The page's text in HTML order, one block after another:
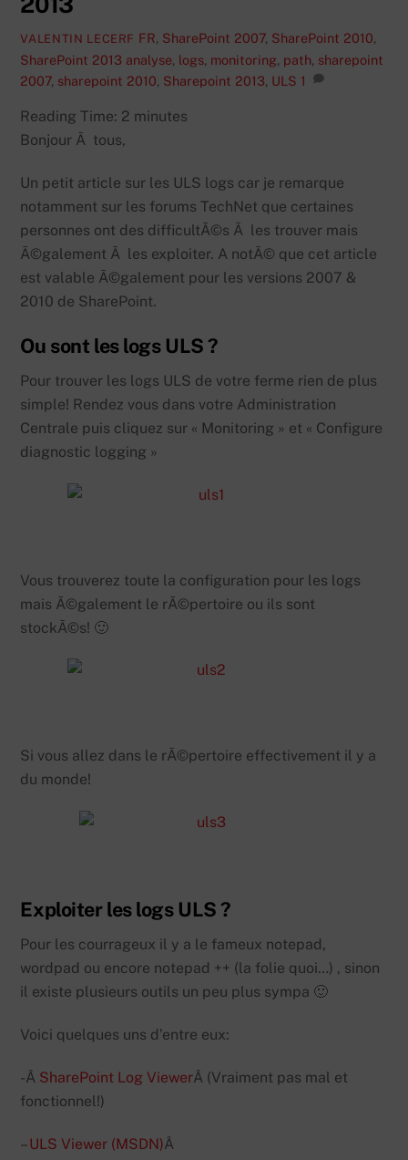
VALENTIN LECERF FR, SharePoint 2007, SharePoint 2010,
SharePoint 2013 analyse, logs, monitoring, path, sharepoint
2007, sharepoint 2010, Sharepoint 2013, ULS 1
Reading Time: 2 minutes
Bonjour Ã tous,
Un petit article sur les ULS logs car je remarque
notamment sur les forums TechNet que certaines
personnes ont des difficultÃ©s Ã les trouver mais
Ã©galement Ã les exploiter. A notÃ© que cet article
est valable Ã©galement pour les versions 2007 &
2010 de SharePoint.
Ou sont les logs ULS ?
Pour trouver les logs ULS de votre ferme rien de plus
simple! Rendez vous dans votre Administration
Centrale puis cliquez sur « Monitoring » et « Configure
diagnostic logging »
Vous trouverez toute la configuration pour les logs
mais Ã©galement le rÃ©pertoire ou ils sont
stockÃ©s! 🙂
Si vous allez dans le rÃ©pertoire effectivement il y a
du monde!
Exploiter les logs ULS ?
Pour les courrageux il y a le fameux notepad,
wordpad ou encore notepad ++ (la folie quoi…) , sinon
il existe plusieurs outils un peu plus sympa 🙂
Voici quelques uns d’entre eux:
-Â SharePoint Log ViewerÂ (Vraiment pas mal et
fonctionnel!)
–ULS Viewer (MSDN)Â